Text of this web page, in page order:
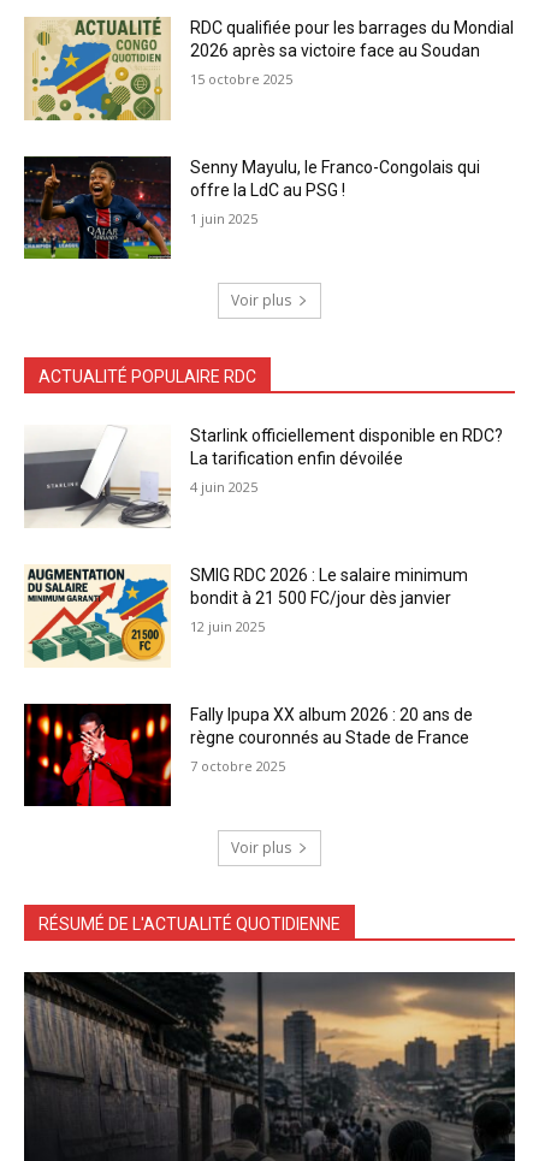
RDC qualifiée pour les barrages du Mondial
2026 après sa victoire face au Soudan
15 octobre 2025
Senny Mayulu, le Franco-Congolais qui
offre la LdC au PSG !
1 juin 2025
Voir plus
ACTUALITÉ POPULAIRE RDC
Starlink officiellement disponible en RDC?
La tarification enfin dévoilée
4 juin 2025
SMIG RDC 2026 : Le salaire minimum
bondit à 21 500 FC/jour dès janvier
12 juin 2025
Fally Ipupa XX album 2026 : 20 ans de
règne couronnés au Stade de France
7 octobre 2025
Voir plus
RÉSUMÉ DE L'ACTUALITÉ QUOTIDIENNE